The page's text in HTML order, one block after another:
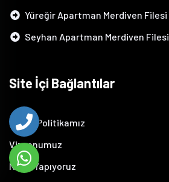
Yüreğir Apartman Merdiven Filesi
Seyhan Apartman Merdiven Filesi
Site İçi Bağlantılar
Kalite Politikamız
Vizyonumuz
Neler Yapıyoruz